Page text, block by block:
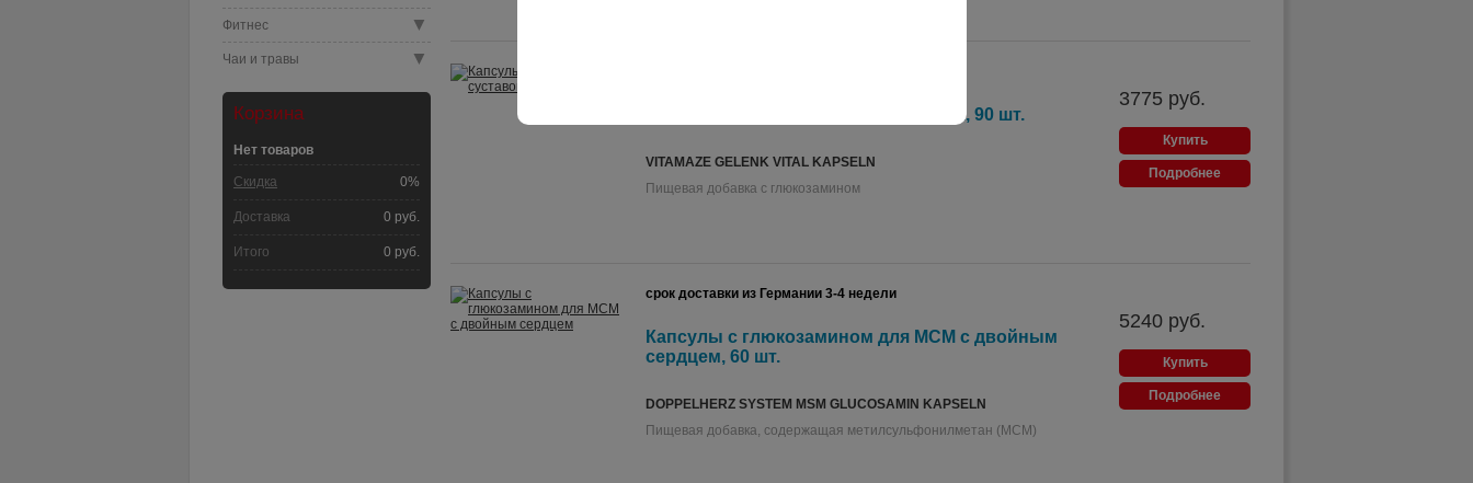
Капсулы Vitamaze для суставов Vital, 90 шт.
VITAMAZE GELENK VITAL KAPSELN
Пищевая добавка с глюкозамином
3775 руб.
Купить
Подробнее
срок доставки из Германии 3-4 недели
Капсулы с глюкозамином для МСМ с двойным
сердцем, 60 шт.
DOPPELHERZ SYSTEM MSM GLUCOSAMIN KAPSELN
Пищевая добавка, содержащая метилсульфонилметан (МСМ)
5240 руб.
Купить
Подробнее
▼
Фитнес
▼
Чаи и травы
Корзина
Нет товаров
Скидка 0%
Доставка 0 руб.
Итого 0 руб.